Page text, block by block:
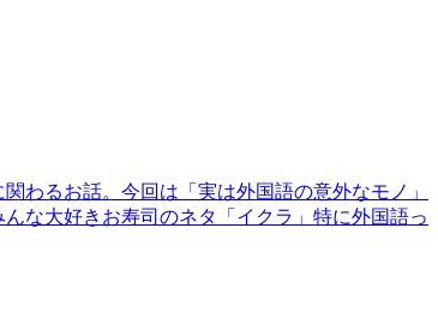
わるお話。今回は「実は外国語の意外なモノ」
な大好きお寿司のネタ「イクラ」特に外国語っ